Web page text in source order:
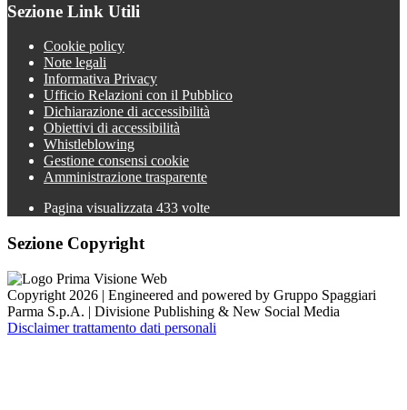
Sezione Link Utili
Cookie policy
Note legali
Informativa Privacy
Ufficio Relazioni con il Pubblico
Dichiarazione di accessibilità
Obiettivi di accessibilità
Whistleblowing
Gestione consensi cookie
Amministrazione trasparente
Pagina visualizzata 433 volte
Sezione Copyright
Copyright 2026 | Engineered and powered by Gruppo Spaggiari
Parma S.p.A. | Divisione Publishing & New Social Media
Disclaimer trattamento dati personali